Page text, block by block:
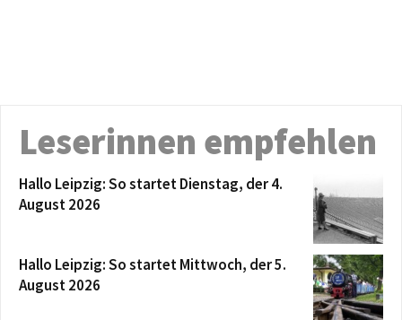
Leserinnen empfehlen
Hallo Leipzig: So startet Dienstag, der 4.
August 2026
Hallo Leipzig: So startet Mittwoch, der 5.
August 2026